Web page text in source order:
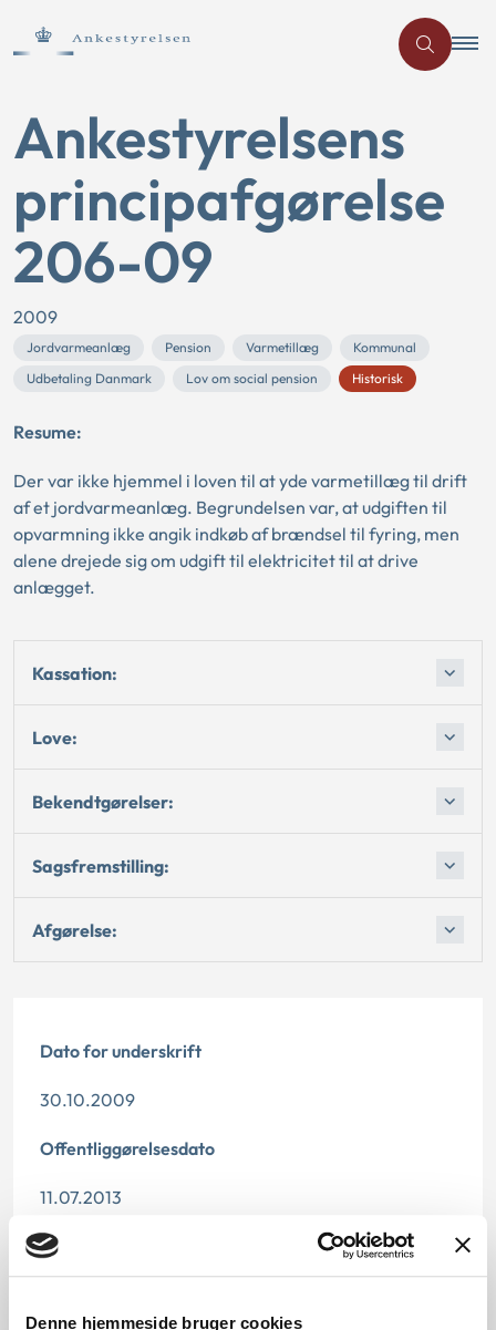
Denne hjemmeside bruger cookies
Ankestyrelsens
principafgørelse
206-09
2009
Jordvarmeanlæg Pension Varmetillæg
Kommunal
Udbetaling Danmark
Lov om social pension Historisk
Resume:
Der var ikke hjemmel i loven til at yde varmetillæg til drift
af et jordvarmeanlæg. Begrundelsen var, at udgiften til
opvarmning ikke angik indkøb af brændsel til fyring, men
alene drejede sig om udgift til elektricitet til at drive
anlægget.
Kassation:
Love:
Bekendtgørelser:
Sagsfremstilling:
Afgørelse:
Dato for underskrift
30.10.2009
Offentliggørelsesdato
11.07.2013
Paragraf